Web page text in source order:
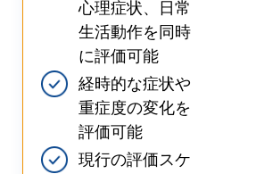
心理症状、日常
生活動作を同時
に評価可能
経時的な症状や
重症度の変化を
評価可能
現行の評価スケ